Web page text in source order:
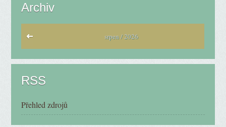
Archiv
srpen / 2026
RSS
Přehled zdrojů